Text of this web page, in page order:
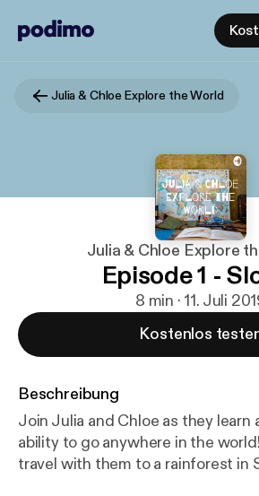
Julia & Chloe Explore the World
Julia & Chloe Explore
Episode 1 -
8 min · 11. Juli
Kostenlos
Beschreibung
Join Julia and Chloe as they learn
ability to go anywhere in the
travel with them to a rainforest in